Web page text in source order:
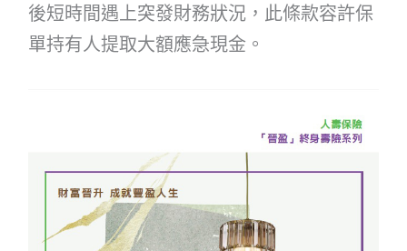
後短時間遇上突發財務狀況，此條款容許保
單持有人提取大額應急現金。